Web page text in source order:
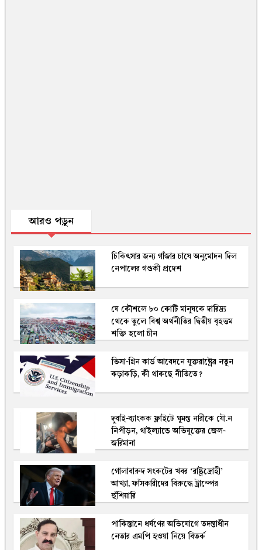
আরও পড়ুন
চিকিৎসার জন্য গাঁজার চাষে অনুমোদন দিল
নেপালের গণ্ডকী প্রদেশ
যে কৌশলে ৮০ কোটি মানুষকে দারিদ্র্য
থেকে তুলে বিশ্ব অর্থনীতির দ্বিতীয় বৃহত্তম
শক্তি হলো চীন
ভিসা-গ্রিন কার্ড আবেদনে যুক্তরাষ্ট্রের নতুন
কড়াকড়ি, কী থাকছে নীতিতে?
দুবাই-ব্যাংকক ফ্লাইটে ঘুমন্ত নারীকে যৌ.ন
নিপীড়ন, থাইল্যান্ডে অভিযুক্তের জেল-
জরিমানা
গোলাবারুদ সংকটের খবর ‘রাষ্ট্রদ্রোহী’
আখ্যা, ফাঁসকারীদের বিরুদ্ধে ট্রাম্পের
হুঁশিয়ারি
পাকিস্তানে ধর্ষণের অভিযোগে তদন্তাধীন
নেতার এমপি হওয়া নিয়ে বিতর্ক